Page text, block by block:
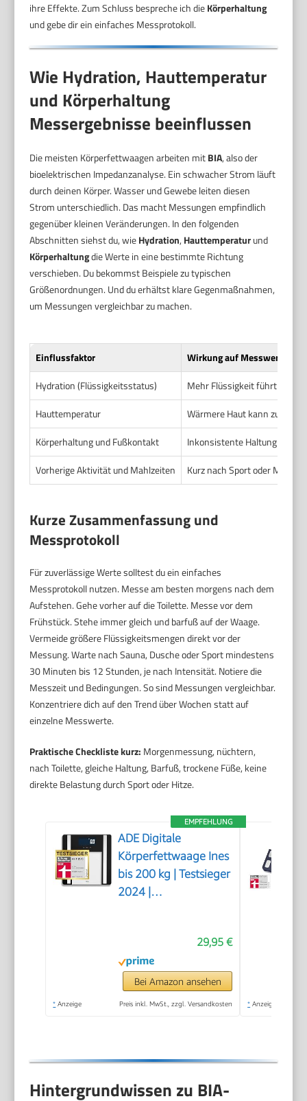
ihre Effekte. Zum Schluss bespreche ich dieKörperhaltung
und gebe dir ein einfaches Messprotokoll.
Wie Hydration, Hauttemperatur
und Körperhaltung
Messergebnisse beeinflussen
Die meisten Körperfettwaagen arbeiten mitBIA, also der
bioelektrischen Impedanzanalyse. Ein schwacher Strom läuft
durch deinen Körper. Wasser und Gewebe leiten diesen
Strom unterschiedlich. Das macht Messungen empfindlich
gegenüber kleinen Veränderungen. In den folgenden
Abschnitten siehst du, wieHydration, Hauttemperaturund
Körperhaltungdie Werte in eine bestimmte Richtung
verschieben. Du bekommst Beispiele zu typischen
Größenordnungen. Und du erhältst klare Gegenmaßnahmen,
um Messungen vergleichbar zu machen.
Einflussfaktor
Wirkung auf Messwert
Hydration (Flüssigkeitsstatus)
Mehr Flüssigkeit führt meist
Hauttemperatur
Wärmere Haut kann zu
Körperhaltung und Fußkontakt
Inkonsistente Haltung liefert
Vorherige Aktivität und Mahlzeiten
Kurz nach Sport oder
Kurze Zusammenfassung und
Messprotokoll
Für zuverlässige Werte solltest du ein einfaches
Messprotokoll nutzen. Messe am besten morgens nach dem
Aufstehen. Gehe vorher auf die Toilette. Messe vor dem
Frühstück. Stehe immer gleich und barfuß auf der Waage.
Vermeide größere Flüssigkeitsmengen direkt vor der
Messung. Warte nach Sauna, Dusche oder Sport mindestens
30 Minuten bis 12 Stunden, je nach Intensität. Notiere die
Messzeit und Bedingungen. So sind Messungen vergleichbar.
Konzentriere dich auf den Trend über Wochen statt auf
einzelne Messwerte.
Praktische Checkliste kurz: Morgenmessung, nüchtern,
nach Toilette, gleiche Haltung, Barfuß, trockene Füße, keine
direkte Belastung durch Sport oder Hitze.
EMPFEHLUNG
ADE Digitale
Körperfettwaage Ines
bis 200 kg | Testsieger
2024 |
BMI, Muskelmasse,
Körperwasser,
Gewicht, BMR |
Körperwaage mit
29,95 €
Bei Amazon ansehen
* Anzeige Preis inkl. MwSt., zzgl. Versandkosten * Anzeige
Hintergrundwissen zu BIA-